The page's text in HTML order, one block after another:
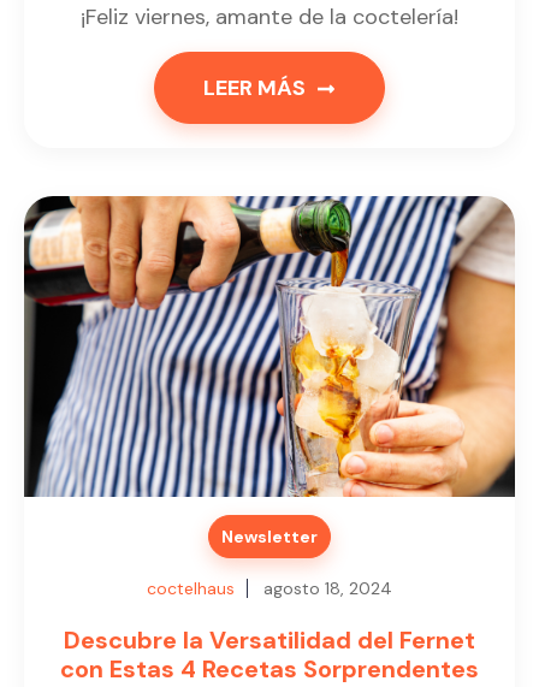
¡Feliz viernes, amante de la coctelería!
LEER MÁS
Newsletter
coctelhaus agosto 18, 2024
Descubre la Versatilidad del Fernet
con Estas 4 Recetas Sorprendentes